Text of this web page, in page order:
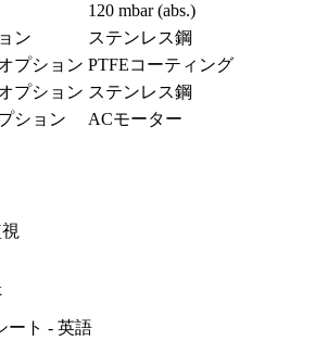
120 mbar (abs.)
ン
ステンレス鋼
プション PTFEコーティング
プション ステンレス鋼
ション
ACモーター
ート - 英語